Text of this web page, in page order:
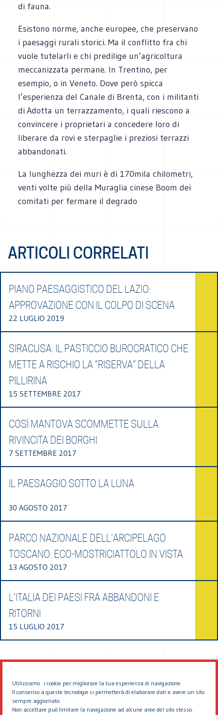
Utilizziamo i cookie per migliorare la tua esperienza di navigazione.
Il consenso a queste tecnologie ci permetterà di elaborare dati e avere un sito
sempre aggiornato.
Non accettare può limitare la navigazione ad alcune aree del sito stesso.
di fauna.
Esistono norme, anche europee, che preservano
i paesaggi rurali storici. Ma il conflitto fra chi
vuole tutelarli e chi predilige un’agricoltura
meccanizzata permane. In Trentino, per
esempio, o in Veneto. Dove però spicca
l’esperienza del Canale di Brenta, con i militanti
di Adotta un terrazzamento, i quali riescono a
convincere i proprietari a concedere loro di
liberare da rovi e sterpaglie i preziosi terrazzi
abbandonati.
La lunghezza dei muri è di 170mila chilometri,
venti volte più della Muraglia cinese Boom dei
comitati per fermare il degrado
ARTICOLI CORRELATI
PIANO PAESAGGISTICO DEL LAZIO:
APPROVAZIONE CON IL COLPO DI SCENA
22 LUGLIO 2019
SIRACUSA: IL PASTICCIO BUROCRATICO CHE
METTE A RISCHIO LA “RISERVA” DELLA
PILLIRINA
15 SETTEMBRE 2017
COSÌ MANTOVA SCOMMETTE SULLA
RIVINCITA DEI BORGHI
7 SETTEMBRE 2017
IL PAESAGGIO SOTTO LA LUNA
30 AGOSTO 2017
PARCO NAZIONALE DELL'ARCIPELAGO
TOSCANO. ECO-MOSTRICIATTOLO IN VISTA.
13 AGOSTO 2017
L’ITALIA DEI PAESI FRA ABBANDONI E
RITORNI
15 LUGLIO 2017